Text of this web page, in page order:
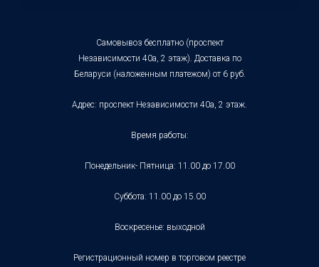
Самовывоз бесплатно (проспект
Независимости 40а, 2 этаж). Доставка по
Беларуси (наложенным платежом) от 6 руб.
Адрес: проспект Независимости 40а, 2 этаж.
Время работы:
Понедельник- Пятница: 11.00 до 17.00
Суббота: 11.00 до 15.00
Воскресенье: выходной
Регистрационный номер в торговом реестре